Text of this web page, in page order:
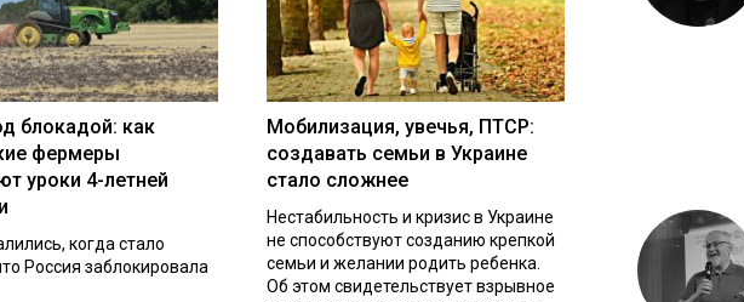
блокадой: как
фермеры
уроки 4-летней
когда стало
Россия заблокировала
Мобилизация, увечья, ПТСР:
создавать семьи в Украине
стало сложнее
Нестабильность и кризис в Украине
не способствуют созданию крепкой
семьи и желании родить ребенка.
Об этом свидетельствует взрывное